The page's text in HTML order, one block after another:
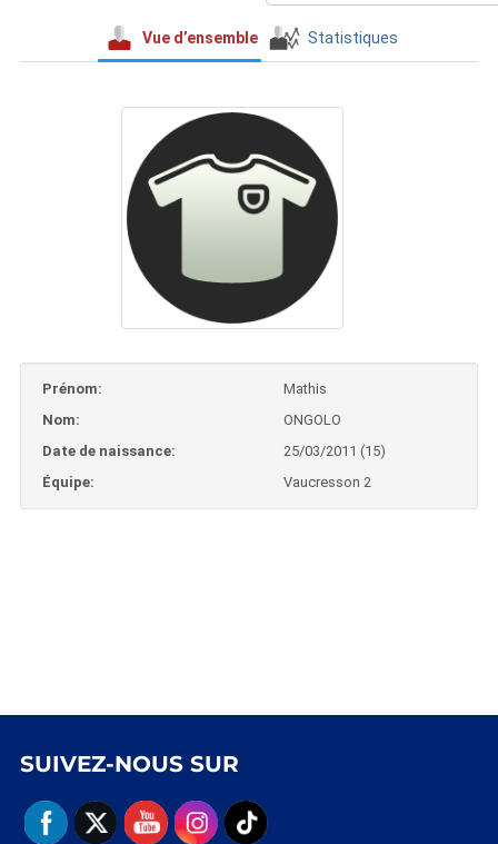
Vue d’ensemble Statistiques
Prénom:
Mathis
Nom:
ONGOLO
Date de naissance:
25/03/2011 (15)
Équipe:
Vaucresson 2
SUIVEZ-NOUS SUR